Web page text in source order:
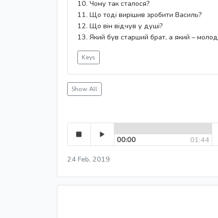
10. Чому так сталося?
11. Що тоді вирішив зробити Василь?
12. Що він відчув у душі?
13. Який був старший брат, а який –
Keys
Show All
00:00 01:44
24 Feb, 2019